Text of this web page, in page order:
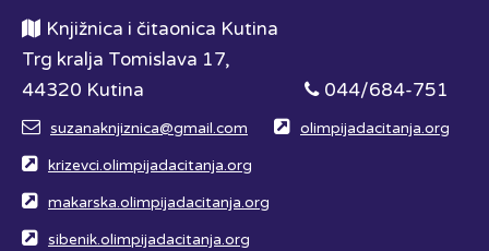
Knjižnica i čitaonica Kutina
Trg kralja Tomislava 17,
44320 Kutina
044/684-751
suzanaknjiznica@gmail.com olimpijadacitanja.org
krizevci.olimpijadacitanja.org
makarska.olimpijadacitanja.org
sibenik.olimpijadacitanja.org